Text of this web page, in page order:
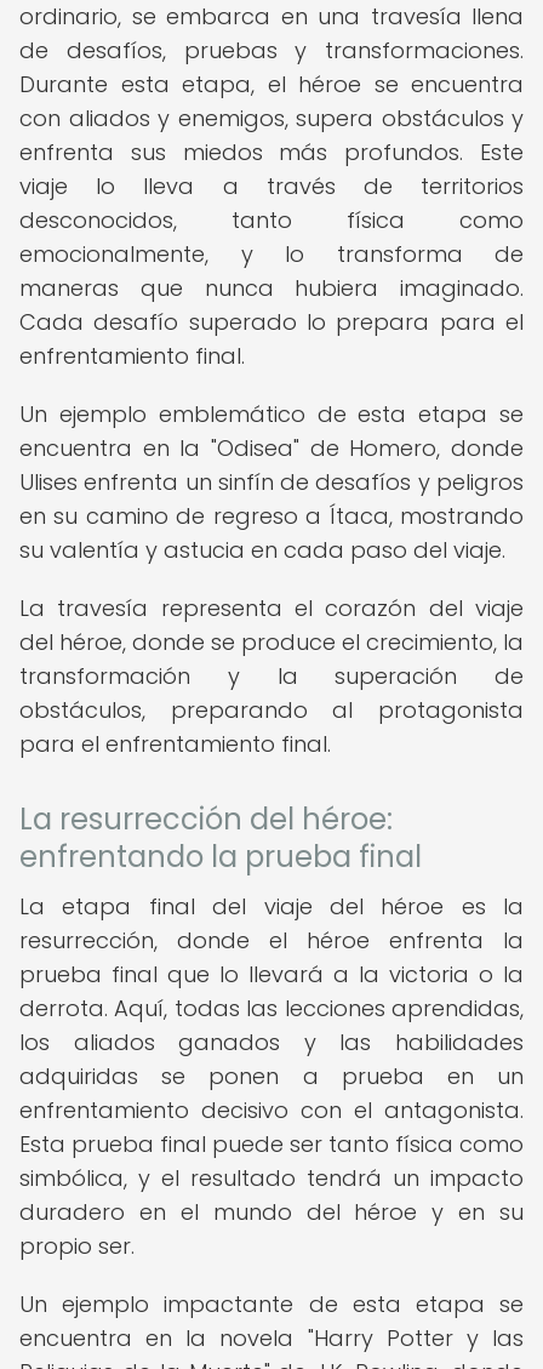
ordinario, se embarca en una travesía llena
de desafíos, pruebas y transformaciones.
Durante esta etapa, el héroe se encuentra
con aliados y enemigos, supera obstáculos y
enfrenta sus miedos más profundos. Este
viaje lo lleva a través de territorios
desconocidos, tanto física como
emocionalmente, y lo transforma de
maneras que nunca hubiera imaginado.
Cada desafío superado lo prepara para el
enfrentamiento final.
Un ejemplo emblemático de esta etapa se
encuentra en la "Odisea" de Homero, donde
Ulises enfrenta un sinfín de desafíos y peligros
en su camino de regreso a Ítaca, mostrando
su valentía y astucia en cada paso del viaje.
La travesía representa el corazón del viaje
del héroe, donde se produce el crecimiento, la
transformación y la superación de
obstáculos, preparando al protagonista
para el enfrentamiento final.
La resurrección del héroe:
enfrentando la prueba final
La etapa final del viaje del héroe es la
resurrección, donde el héroe enfrenta la
prueba final que lo llevará a la victoria o la
derrota. Aquí, todas las lecciones aprendidas,
los aliados ganados y las habilidades
adquiridas se ponen a prueba en un
enfrentamiento decisivo con el antagonista.
Esta prueba final puede ser tanto física como
simbólica, y el resultado tendrá un impacto
duradero en el mundo del héroe y en su
propio ser.
Un ejemplo impactante de esta etapa se
encuentra en la novela "Harry Potter y las